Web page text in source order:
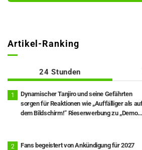
Artikel-Ranking
24 Stunden
Dynamischer Tanjiro und seine Gefährten
sorgen für Reaktionen wie „Auffälliger als
dem Bildschirm!“ Riesenwerbung zu „Demon
große Resonanz
Fans begeistert von Ankündigung für 2027